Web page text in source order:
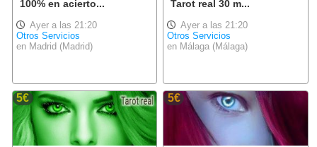
100% en acierto...
Ayer a las 21:20
Otros Servicios
en Madrid (Madrid)
Tarot real 30 m...
Ayer a las 21:20
Otros Servicios
en Málaga (Málaga)
5€ 5€